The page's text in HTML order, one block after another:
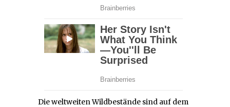
Die weltweiten Wildbestände sind auf dem